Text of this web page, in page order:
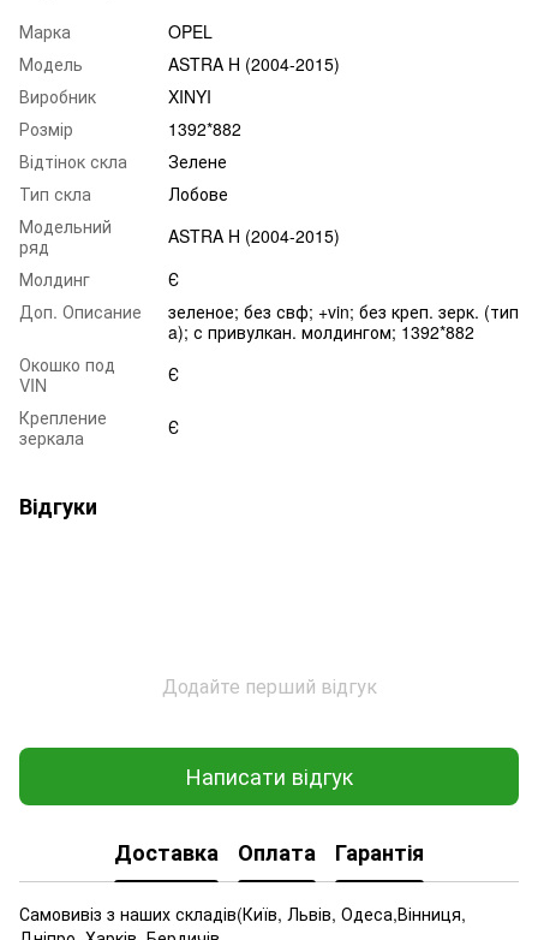
Марка
OPEL
Модель
ASTRA H (2004-2015)
Виробник
XINYI
Розмір
1392*882
Відтінок скла
Зелене
Тип скла
Лобове
Модельний
ряд
ASTRA H (2004-2015)
Молдинг
Є
Доп. Описание
зеленое; без свф; +vin; без креп. зерк. (тип
a); с привулкан. молдингом; 1392*882
Окошко под
VIN
Є
Крепление
зеркала
Є
Відгуки
Додайте перший відгук
Написати відгук
Доставка Оплата Гарантія
Самовивіз з наших складів(Київ, Львів, Одеса,Вінниця,